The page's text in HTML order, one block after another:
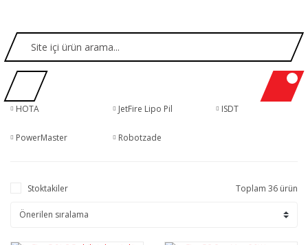
HOTA JetFire Lipo Pil ISDT
PowerMaster Robotzade
Stoktakiler Toplam 36 ürün